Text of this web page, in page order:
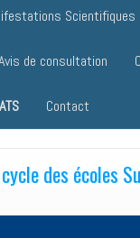
Scientifiques
de consultation
Contact
des écoles